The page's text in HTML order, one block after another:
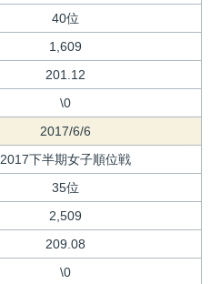
40位
1,609
201.12
\0
2017/6/6
2017下半期女子順位戦
35位
2,509
209.08
\0